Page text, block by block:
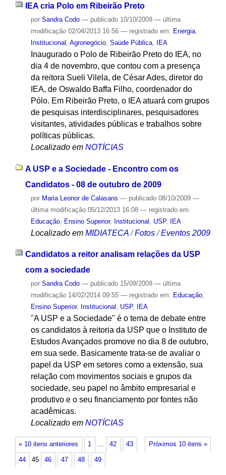
IEA cria Polo em Ribeirão Preto
por Sandra Codo — publicado10/10/2009 — última
modificação02/04/2013 16:56 — registrado em: Energia,
Institucional
Agronegócio, Saúde Pública, IEA
Inaugurado o Polo de Ribeirão Preto do IEA, no
dia 4 de novembro, que contou com a presença
da reitora Sueli Vilela, de César Ades, diretor do
IEA, de Oswaldo Baffa Filho, coordenador do
Pólo. Em Ribeirão Preto, o IEA atuará com grupos
de pesquisas interdisciplinares, pesquisadores
visitantes, atividades públicas e trabalhos sobre
políticas públicas.
Localizado em NOTÍCIAS
A USP e a Sociedade - Encontro com os
Candidatos - 08 de outubro de 2009
por Maria Leonor de Calasans — publicado08/10/2009 —
última modificação05/12/2013 16:08 — registrado em:
Educação, Ensino Superior, Institucional USP, IEA
Localizado em MIDIATECA /Fotos /Eventos 2009
Candidatos a reitor analisam relações da USP
com a sociedade
por Sandra Codo — publicado15/09/2009 — última
modificação14/02/2014 09:55 — registrado em: Educação,
Ensino Superior, Institucional , USP, IEA
"A USP e a Sociedade" é o tema de debate entre
os candidatos à reitoria da USP que o Instituto de
Estudos Avançados promove no dia 8 de outubro,
em sua sede. Basicamente trata-se de avaliar o
papel da USP em setores como a extensão, sua
relação com movimentos sociais e grupos da
sociedade, seu papel no âmbito empresarial e
produtivo e o seu financiamento por fontes não
acadêmicas.
Localizado em NOTÍCIAS
« 10 itens anteriores Próximos 10 itens »
1 … 42 43
44 45 46 47 48 49